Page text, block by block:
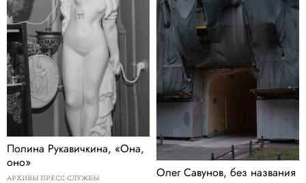
Полина Рукавичкина, «Она,
оно»
АРХИВЫ ПРЕСС-СЛУЖБЫ Олег Савунов, без названия